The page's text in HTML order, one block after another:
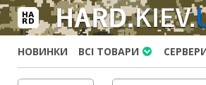
Вхід|Реєстрація×
(097)-938-03-73 Telegram
HARD.KIEV.UA
НОВИНКИ ВСІ ТОВАРИ